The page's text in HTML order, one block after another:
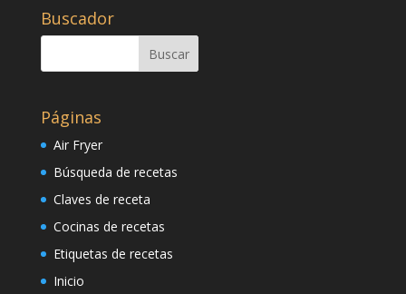
Buscador
Páginas
Air Fryer
Búsqueda de recetas
Claves de receta
Cocinas de recetas
Etiquetas de recetas
Inicio